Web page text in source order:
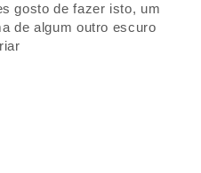
gosto de fazer isto, um
de algum outro escuro